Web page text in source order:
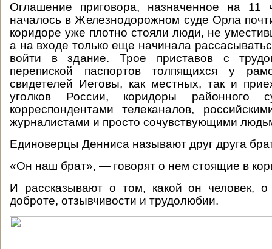
Оглашение приговора, назначенное на 11
началось в Железнодорожном суде Орла
коридоре уже плотно стояли люди, не
а на входе только еще начинала
войти в здание. Трое приставов с
перепиской паспортов толпящихся у
свидетелей Иеговы, как местных, так и
уголков России, коридоры районного
корреспондентами телеканалов,
журналистами и просто сочувствующими
Единоверцы Денниса называют друг друга
«Он наш брат», — говорят о нем стоящие в
И рассказывают о том, какой он человек, о
доброте, отзывчивости и трудолюбии.